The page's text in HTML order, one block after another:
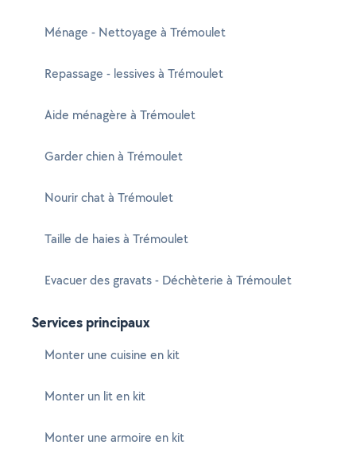
Ménage - Nettoyage à Trémoulet
Repassage - lessives à Trémoulet
Aide ménagère à Trémoulet
Garder chien à Trémoulet
Nourir chat à Trémoulet
Taille de haies à Trémoulet
Evacuer des gravats - Déchèterie à Trémoulet
Services principaux
Monter une cuisine en kit
Monter un lit en kit
Monter une armoire en kit